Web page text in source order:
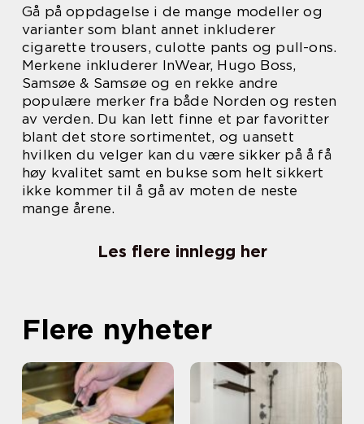
Gå på oppdagelse i de mange modeller og
varianter som blant annet inkluderer
cigarette trousers, culotte pants og pull-ons.
Merkene inkluderer InWear, Hugo Boss,
Samsøe & Samsøe og en rekke andre
populære merker fra både Norden og resten
av verden. Du kan lett finne et par favoritter
blant det store sortimentet, og uansett
hvilken du velger kan du være sikker på å få
høy kvalitet samt en bukse som helt sikkert
ikke kommer til å gå av moten de neste
mange årene.
Les flere innlegg her
Flere nyheter